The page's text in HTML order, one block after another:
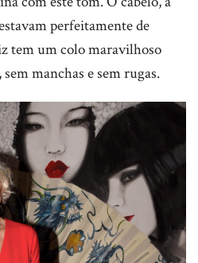
perfeitamente de
tem um colo maravilhoso
manchas e sem rugas.